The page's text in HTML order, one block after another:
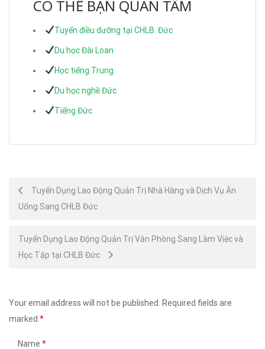
CÓ THỂ BẠN QUAN TÂM
Tuyển điều dưỡng tại CHLB. Đức
Du học Đài Loan
Học tiếng Trung
Du học nghề Đức
Tiếng Đức
Post
navigation
Tuyển Dụng Lao Động Quản Trị Nhà Hàng và Dịch Vụ Ăn
Uống Sang CHLB Đức
Tuyển Dụng Lao Động Quản Trị Văn Phòng Sang Làm Việc và
Học Tập tại CHLB Đức
Your email address will not be published.
Required fields are
marked *
Name *